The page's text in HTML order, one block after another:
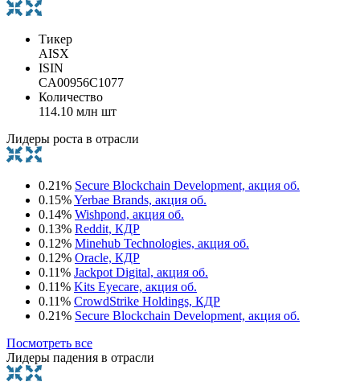
Тикер
AISX
ISIN
CA00956C1077
Количество
114.10 млн шт
Лидеры роста в отрасли
0.21% Secure Blockchain Development, акция об.
0.15%Yerbae Brands, акция об.
0.14% Wishpond, акция об.
0.13% Reddit, КДР
0.12% Minehub Technologies, акция об.
0.12% Oracle, КДР
0.11% Jackpot Digital, акция об.
0.11% Kits Eyecare, акция об.
0.11% CrowdStrike Holdings, КДР
0.21% Secure Blockchain Development, акция об.
Посмотреть все
Лидеры падения в отрасли